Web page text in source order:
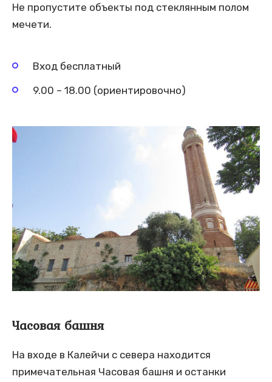
Не пропустите объекты под стеклянным полом
мечети.
Вход бесплатный
9.00 – 18.00 (ориентировочно)
Часовая башня
На входе в Калейчи с севера находится
примечательная Часовая башня и останки